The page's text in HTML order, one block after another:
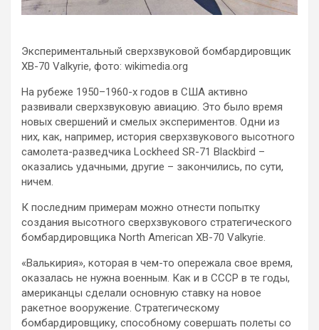
Экспериментальный сверхзвуковой бомбардировщик
XB-70 Valkyrie, фото: wikimedia.org
На рубеже 1950–1960-х годов в США активно
развивали сверхзвуковую авиацию. Это было время
новых свершений и смелых экспериментов. Одни из
них, как, например, история сверхзвукового высотного
самолета-разведчика Lockheed SR-71 Blackbird –
оказались удачными, другие – закончились, по сути,
ничем.
К последним примерам можно отнести попытку
создания высотного сверхзвукового стратегического
бомбардировщика North American XB-70 Valkyrie.
«Валькирия», которая в чем-то опережала свое время,
оказалась не нужна военным. Как и в СССР в те годы,
американцы сделали основную ставку на новое
ракетное вооружение. Стратегическому
бомбардировщику, способному совершать полеты со